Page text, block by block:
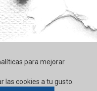
para mejorar
las cookies a tu gusto.